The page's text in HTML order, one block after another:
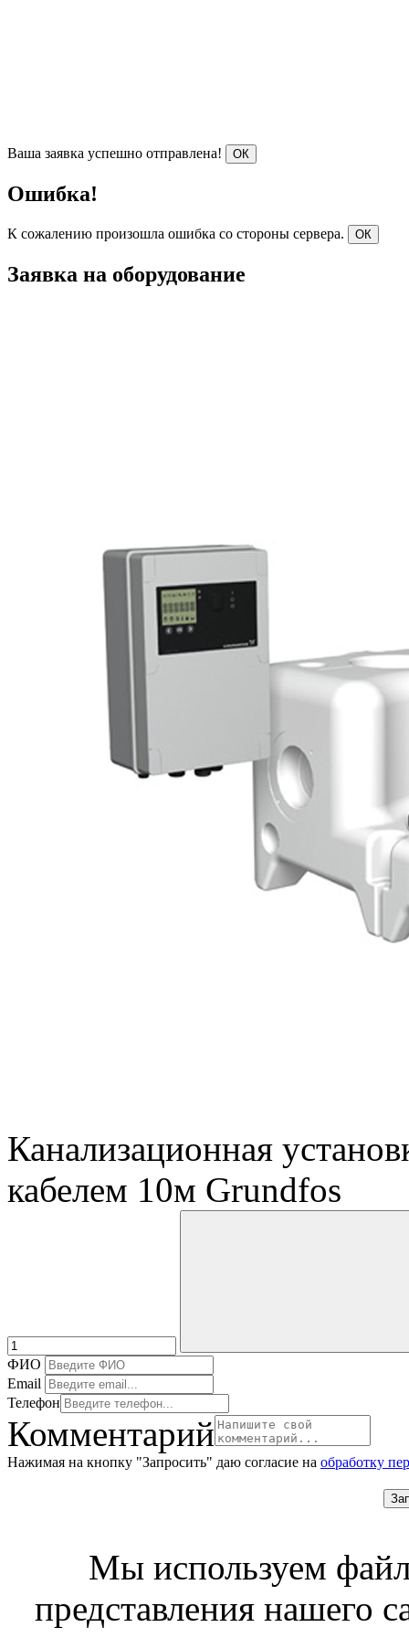
Ваша заявка успешно отправлена! ОК
Ошибка!
К сожалению произошла ошибка со стороны сервера. ОК
Заявка на оборудование
Канализационная
кабелем 10м Grundfos
ФИО
Email
Телефон
Комментарий
Нажимая на кнопку "Запросить" даю согласие на обработку
Мы используем
представления нашего